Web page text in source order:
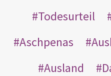
Todesurteil
Aschpenas
Ausland